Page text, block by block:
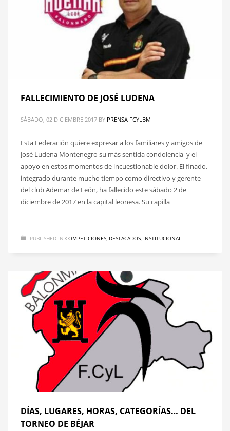
FALLECIMIENTO DE JOSÉ LUDENA
SÁBADO, 02 DICIEMBRE 2017 BY PRENSA FCYLBM
Esta Federación quiere expresar a los familiares y amigos de
José Ludena Montenegro su más sentida condolencia y el
apoyo en estos momentos de incuestionable dolor. El finado,
integrado durante mucho tiempo como directivo y gerente
del club Ademar de León, ha fallecido este sábado 2 de
diciembre de 2017 en la capital leonesa. Su capilla
PUBLISHED IN COMPETICIONES DESTACADOS INSTITUCIONAL
DÍAS, LUGARES, HORAS, CATEGORÍAS… DEL
TORNEO DE BÉJAR